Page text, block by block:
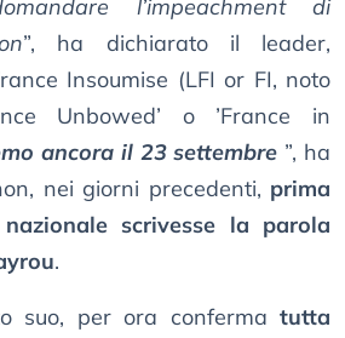
l’impeachment di
”, ha dichiarato il leader,
Insoumise (LFI or FI, noto
Unbowed’ o ’France in
ancora il 23 settembre ”, ha
nei giorni precedenti, prima
nazionale scrivesse la parola
.
suo, per ora conferma tutta